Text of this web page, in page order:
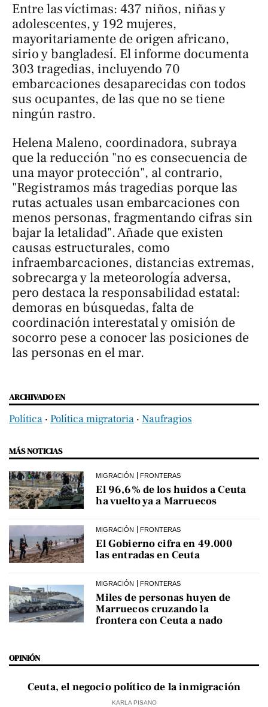
Entre las víctimas: 437 niños, niñas y
adolescentes, y 192 mujeres,
mayoritariamente de origen africano,
sirio y bangladesí. El informe documenta
303 tragedias, incluyendo 70
embarcaciones desaparecidas con todos
sus ocupantes, de las que no se tiene
ningún rastro.
Helena Maleno, coordinadora, subraya
que la reducción "no es consecuencia de
una mayor protección", al contrario,
"Registramos más tragedias porque las
rutas actuales usan embarcaciones con
menos personas, fragmentando cifras sin
bajar la letalidad". Añade que existen
causas estructurales, como
infraembarcaciones, distancias extremas,
sobrecarga y la meteorología adversa,
pero destaca la responsabilidad estatal:
demoras en búsquedas, falta de
coordinación interestatal y omisión de
socorro pese a conocer las posiciones de
las personas en el mar.
ARCHIVADO EN
Política ‧ Política migratoria ‧ Naufragios
MÁS NOTICIAS
MIGRACIÓN FRONTERAS
El 96,6% de los huidos a Ceuta
ha vuelto ya a Marruecos
MIGRACIÓN FRONTERAS
El Gobierno cifra en 49.000
las entradas en Ceuta
MIGRACIÓN FRONTERAS
Miles de personas huyen de
Marruecos cruzando la
frontera con Ceuta a nado
OPINIÓN
Ceuta, el negocio político de la inmigración
KARLA PISANO